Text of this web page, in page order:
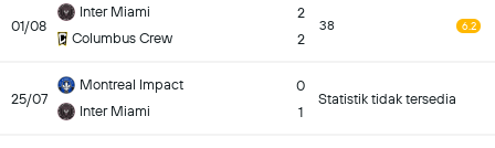
01/08
Inter Miami
Columbus Crew
2
2
38 6.2
25/07
Montreal Impact
Inter Miami
0
1
Statistik tidak tersedia